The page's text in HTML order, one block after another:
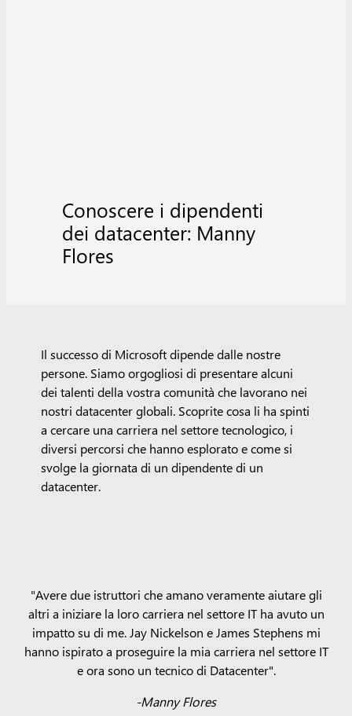
Conoscere i dipendenti
dei datacenter: Manny
Flores
Il successo di Microsoft dipende dalle nostre
persone. Siamo orgogliosi di presentare alcuni
dei talenti della vostra comunità che lavorano nei
nostri datacenter globali. Scoprite cosa li ha spinti
a cercare una carriera nel settore tecnologico, i
diversi percorsi che hanno esplorato e come si
svolge la giornata di un dipendente di un
datacenter.
"Avere due istruttori che amano veramente aiutare gli
altri a iniziare la loro carriera nel settore IT ha avuto un
impatto su di me. Jay Nickelson e James Stephens mi
hanno ispirato a proseguire la mia carriera nel settore IT
e ora sono un tecnico di Datacenter".
-Manny Flores